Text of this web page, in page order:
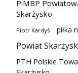
PiMBP
Skarżysko
Piotr Kardyś piłka
Powiat
PTH Polskie